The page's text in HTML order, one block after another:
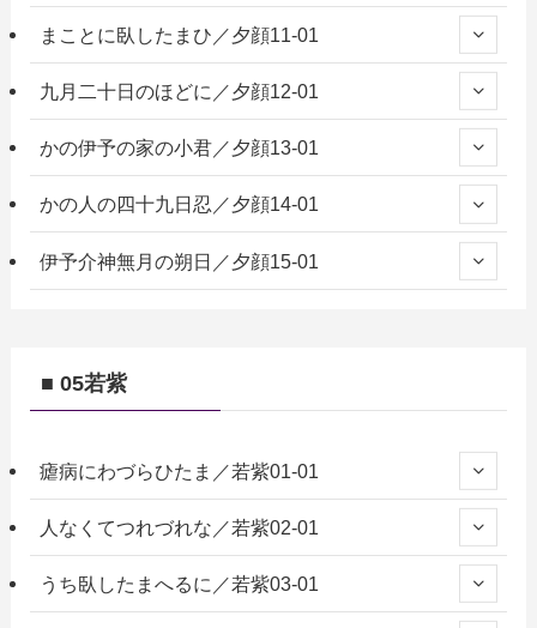
まことに臥したまひ／夕顔11-01
九月二十日のほどに／夕顔12-01
かの伊予の家の小君／夕顔13-01
かの人の四十九日忍／夕顔14-01
伊予介神無月の朔日／夕顔15-01
■ 05若紫
瘧病にわづらひたま／若紫01-01
人なくてつれづれな／若紫02-01
うち臥したまへるに／若紫03-01